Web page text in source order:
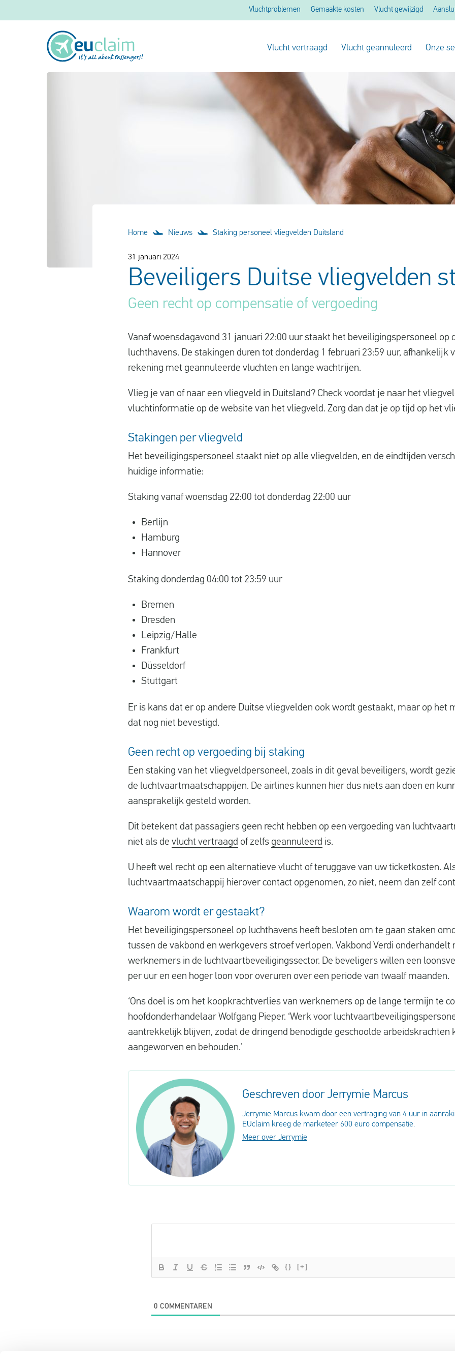
Vluchtproblemen Gemaakte kosten Vlucht gewijzigd
Vlucht vertraagd Vlucht geannuleerd Onze
Home Nieuws Staking personeel vliegvelden Duitsland
31 januari 2024
Beveiligers Duitse vliegvelden
Geen recht op compensatie of vergoeding
Vanaf woensdagavond 31 januari 22:00 uur staakt het beveiligingspersoneel op
luchthavens. De stakingen duren tot donderdag 1 februari 23:59 uur, afhankelijk
rekening met geannuleerde vluchten en lange wachtrijen.
Vlieg je van of naar een vliegveld in Duitsland? Check voordat je naar het
vluchtinformatie op de website van het vliegveld. Zorg dan dat je op tijd op het
Stakingen per vliegveld
Het beveiligingspersoneel staakt niet op alle vliegvelden, en de eindtijden
huidige informatie:
Staking vanaf woensdag 22:00 tot donderdag 22:00 uur
Berlijn
Hamburg
Hannover
Staking donderdag 04:00 tot 23:59 uur
Bremen
Dresden
Leipzig/Halle
Frankfurt
Düsseldorf
Stuttgart
Er is kans dat er op andere Duitse vliegvelden ook wordt gestaakt, maar op het
dat nog niet bevestigd.
Geen recht op vergoeding bij staking
Een staking van het vliegveldpersoneel, zoals in dit geval beveiligers, wordt
de luchtvaartmaatschappijen. De airlines kunnen hier dus niets aan doen en
aansprakelijk gesteld worden.
Dit betekent dat passagiers geen recht hebben op een vergoeding van
niet als de vlucht vertraagd of zelfs geannuleerd is.
U heeft wel recht op een alternatieve vlucht of teruggave van uw ticketkosten.
luchtvaartmaatschappij hierover contact opgenomen, zo niet, neem dan zelf
Waarom wordt er gestaakt?
Het beveiligingspersoneel op luchthavens heeft besloten om te gaan staken
tussen de vakbond en werkgevers stroef verlopen. Vakbond Verdi onderhandelt
werknemers in de luchtvaartbeveiligingssector. De beveligers willen een
per uur en een hoger loon voor overuren over een periode van twaalf maanden.
‘Ons doel is om het koopkrachtverlies van werknemers op de lange termijn te
hoofdonderhandelaar Wolfgang Pieper. ‘Werk voor
aantrekkelijk blijven, zodat de dringend benodigde geschoolde arbeidskrachten
aangeworven en behouden.’
Geschreven door Jerrymie Marcus
Jerrymie Marcus kwam door een vertraging van 4 uur in
EUclaim kreeg de marketeer 600 euro compensatie.
Meer over Jerrymie
{} [+]
0 COMMENTAREN